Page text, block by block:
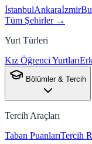
İstanbulAnkaraİzmir
Tüm Şehirler →
Yurt Türleri
Kız Öğrenci Yurtları
Bölümler & Tercih
Tercih Araçları
Taban PuanlarıTercih